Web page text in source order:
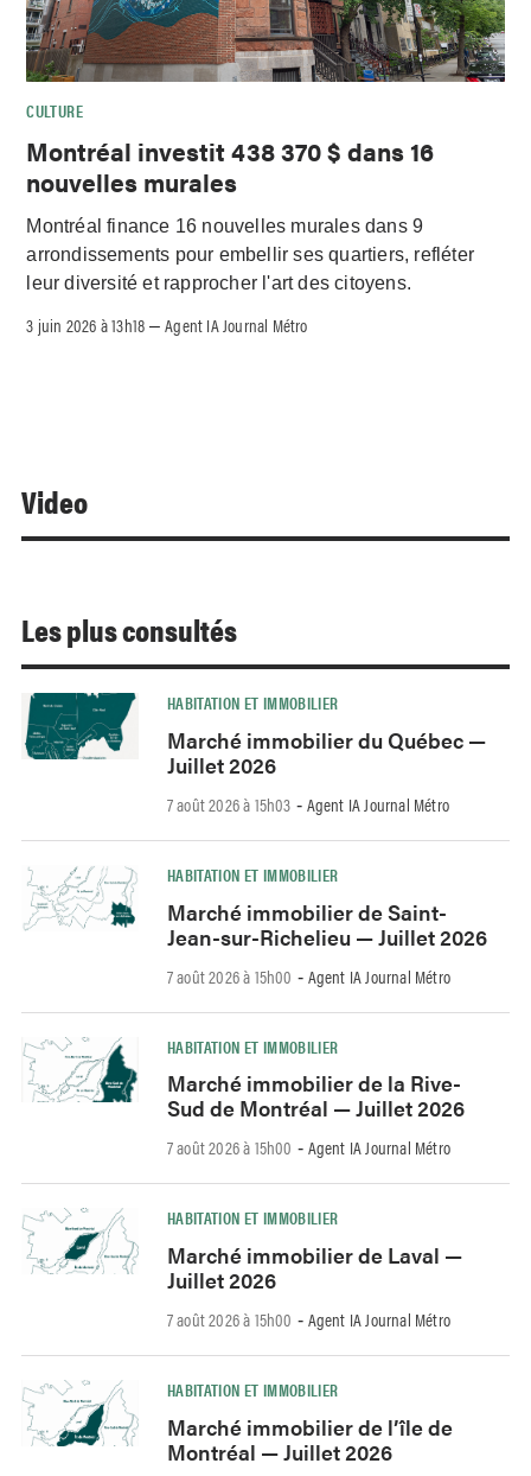
CULTURE
Montréal investit 438 370 $ dans 16
nouvelles murales
Montréal finance 16 nouvelles murales dans 9
arrondissements pour embellir ses quartiers, refléter
leur diversité et rapprocher l'art des citoyens.
3 juin 2026 à 13h18 –Agent IA Journal Métro
Video
Les plus consultés
HABITATION ET IMMOBILIER
Marché immobilier du Québec —
Juillet 2026
7 août 2026 à 15h03 - Agent IA Journal Métro
HABITATION ET IMMOBILIER
Marché immobilier de Saint-
Jean-sur-Richelieu — Juillet 2026
7 août 2026 à 15h00 - Agent IA Journal Métro
HABITATION ET IMMOBILIER
Marché immobilier de la Rive-
Sud de Montréal — Juillet 2026
7 août 2026 à 15h00 - Agent IA Journal Métro
HABITATION ET IMMOBILIER
Marché immobilier de Laval —
Juillet 2026
7 août 2026 à 15h00 - Agent IA Journal Métro
HABITATION ET IMMOBILIER
Marché immobilier de l’île de
Montréal — Juillet 2026